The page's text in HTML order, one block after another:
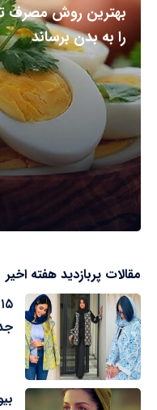
بهترین روش مصرف
را به بدن برساند
مقالات پربازدید هفته اخیر